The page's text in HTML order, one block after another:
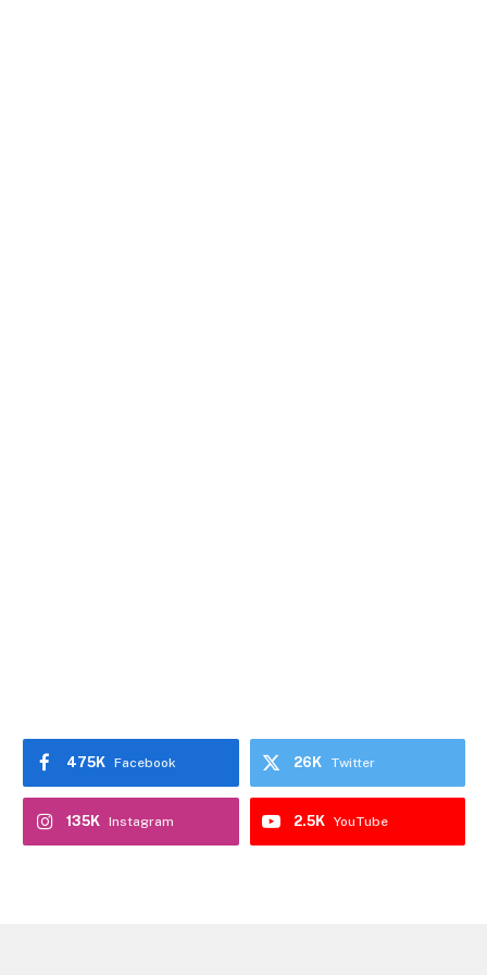
Facebook
475K Twitter
26K
Instagram
135K YouTube
2.5K